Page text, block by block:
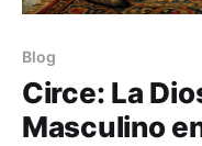
Blog
Circe: La
Masculino